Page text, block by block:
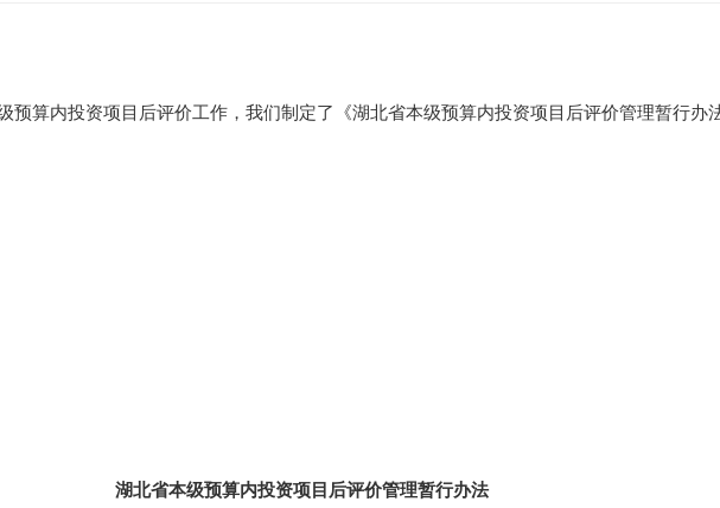
预算内投资项目后评价工作，我们制定了《湖北省本级预算内投资项目后评价管理暂行办
湖北省本级预算内投资项目后评价管理暂行办法